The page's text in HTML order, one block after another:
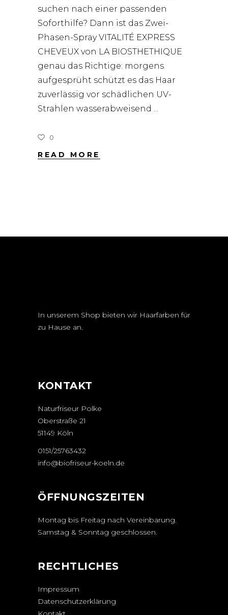
suchen nach einer passenden
Soforthilfe? Dann ist das Zwei-
Phasen-Spray VITALITÉ EXPRESS
CHEVEUX von LA BIOSTHETHIQUE
genau das Richtige: morgens
aufgesprüht schützt es das Haar
zuverlässig vor schädlichen UV-
Strahlen wasserabweisend
0
READ MORE
In unserem Shop bieten wir Haarfarben für
zu Hause an.
KONTAKT
Naturfriseur Polke
Oberstraße 21
51149 Köln
0151/25763432
info@biofriseur-koeln.de
ÖFFNUNGSZEITEN
Montag bis Freitag nach Vereinbarung.
Samstag & Sonntag geschlossen.
RECHTLICHES
Impressum
Datenschutzerklärung